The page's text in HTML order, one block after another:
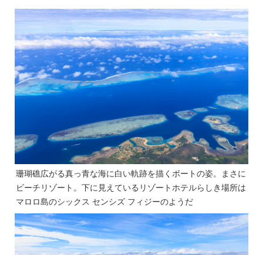
珊瑚礁広がる真っ青な海に白い軌跡を描くボートの姿。まさに
ビーチリゾート。下に見えているリゾートホテルらしき場所は
マロロ島のシックス センシズ フィジーのようだ